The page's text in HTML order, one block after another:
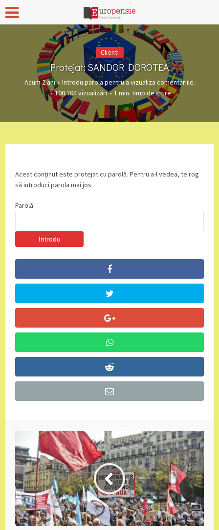
Clienti
Protejat: SANDOR DOROTEA
Acum 2 ani
Introdu parola pentru a vizualiza comentariile.
100.104 vizualizări
1 min. timp de citire
Acest conținut este protejat cu parolă. Pentru a-l vedea, te rog
să introduci parola mai jos.
Parolă: